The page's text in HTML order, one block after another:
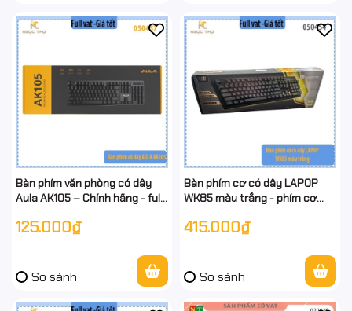
Bàn phím văn phòng có dây
Aula AK105 – Chính hãng - full
125.000₫
So sánh
Bàn phím cơ có dây LAPOP
WK85 màu trắng - phím cơ
full VAT
415.000₫
So sánh